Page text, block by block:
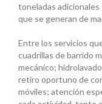
toneladas
que se generan de
Entre los servicios
cuadrillas de barrido
mecánico;
retiro oportuno de
móviles; atención